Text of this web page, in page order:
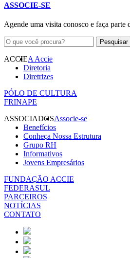
ASSOCIE-SE
Agende uma visita conosco e faça parte
ACCIEA Accie
Diretoria
Diretrizes
PÓLO DE CULTURA
FRINAPE
ASSOCIADOSAssocie-se
Benefícios
Conheça Nossa Estrutura
Grupo RH
Informativos
Jovens Empresários
FUNDAÇÃO ACCIE
FEDERASUL
PARCEIROS
NOTÍCIAS
CONTATO